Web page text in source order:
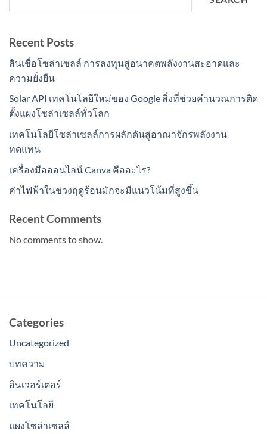
Recent Posts
สินเชื่อโซล่าเซลล์ การลงทุนสู่อนาคตพลังงานสะอาดและ
ความยั่งยืน
Solar API เทคโนโลยีใหม่ของ Google สิ่งที่ช่วยคำนวณการติด
ตั้งแผงโซล่าเซลล์ทั่วโลก
เทคโนโลยีโซล่าเซลล์การผลักดันสู่อาณาจักรพลังงาน
ทดแทน
เครื่องมือออนไลน์ Canva คืออะไร?
ค่าไฟฟ้าในช่วงฤดูร้อนมักจะมีแนวโน้มที่สูงขึ้น
Recent Comments
No comments to show.
Categories
Uncategorized
บทความ
อินเวอร์เตอร์
เทคโนโลยี
แผงโซล่าเซลล์